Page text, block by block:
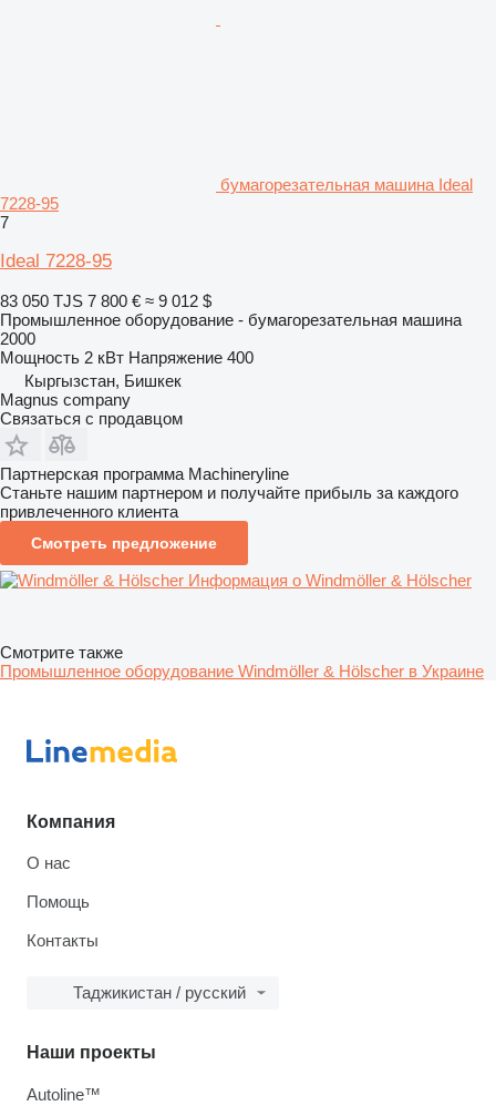
бумагорезательная машина Ideal
7228-95
7
Ideal 7228-95
83 050 TJS 7 800 € ≈ 9 012 $
Промышленное оборудование - бумагорезательная машина
2000
Мощность 2 кВт Напряжение 400
Кыргызстан, Бишкек
Magnus company
Связаться с продавцом
Партнерская программа Machineryline
Станьте нашим партнером и получайте прибыль за каждого
привлеченного клиента
Смотреть предложение
Информация о Windmöller & Hölscher
Смотрите также
Промышленное оборудование Windmöller & Hölscher в Украине
Компания
О нас
Помощь
Контакты
Таджикистан / русский
Наши проекты
Autoline™